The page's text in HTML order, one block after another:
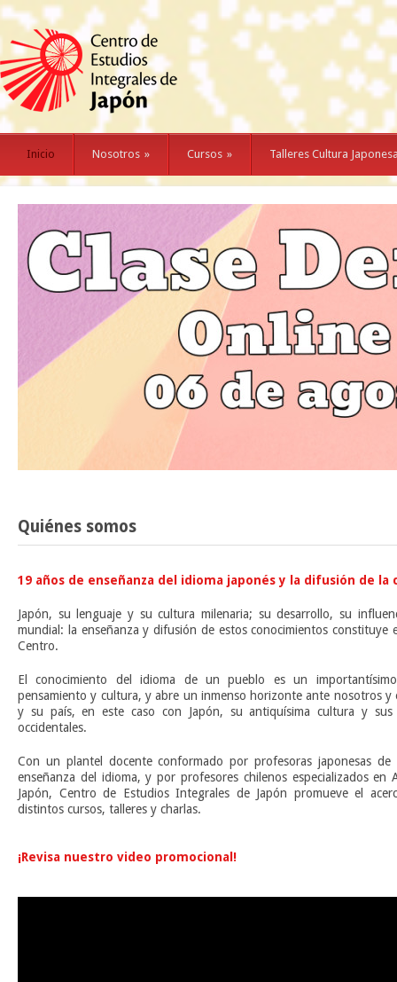
Inicio Nosotros » Cursos » Talleres Cultura
Quiénes somos
19 años de enseñanza del idioma japonés y la difusión de la
Japón, su lenguaje y su cultura milenaria; su desarrollo, su
mundial: la enseñanza y difusión de estos conocimientos
Centro.
El conocimiento del idioma de un pueblo es un
pensamiento y cultura, y abre un inmenso horizonte ante nosotros y
y su país, en este caso con Japón, su antiquísima cultura y
occidentales.
Con un plantel docente conformado por profesoras japonesas
enseñanza del idioma, y por profesores chilenos especializados
Japón, Centro de Estudios Integrales de Japón promueve el
distintos cursos, talleres y charlas.
¡Revisa nuestro video promocional!